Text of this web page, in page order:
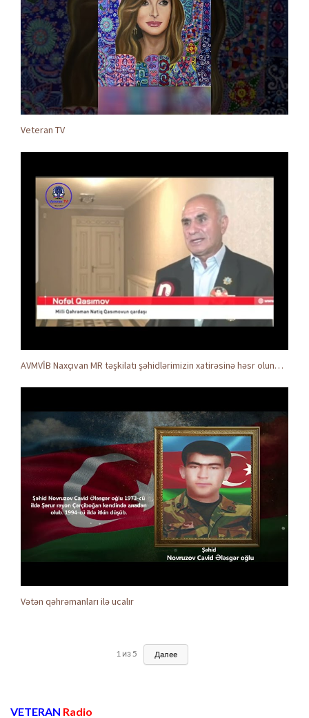
Veteran TV
AVMVİB Naxçıvan MR təşkilatı şəhidlərimizin xatirəsinə həsr olunmuş tədbir keçirdi
Vətən qəhrəmanları ilə ucalır
1 из 5 Далее
VETERAN Radio